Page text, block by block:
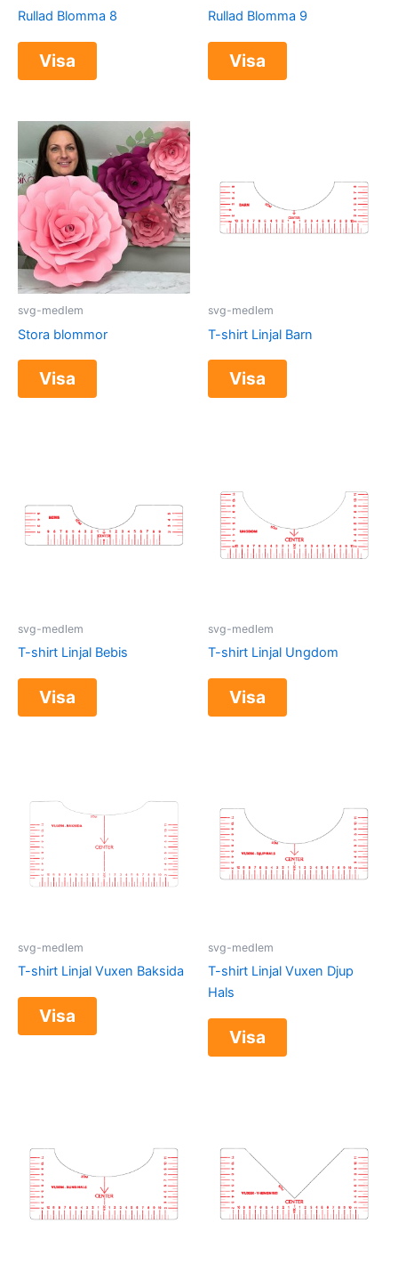
Rullad Blomma 8
Visa
Rullad Blomma 9
Visa
svg-medlem
Stora blommor
Visa
svg-medlem
T-shirt Linjal Barn
Visa
svg-medlem
T-shirt Linjal Bebis
Visa
svg-medlem
T-shirt Linjal Ungdom
Visa
svg-medlem
T-shirt Linjal Vuxen Baksida
Visa
svg-medlem
T-shirt Linjal Vuxen Djup
Hals
Visa